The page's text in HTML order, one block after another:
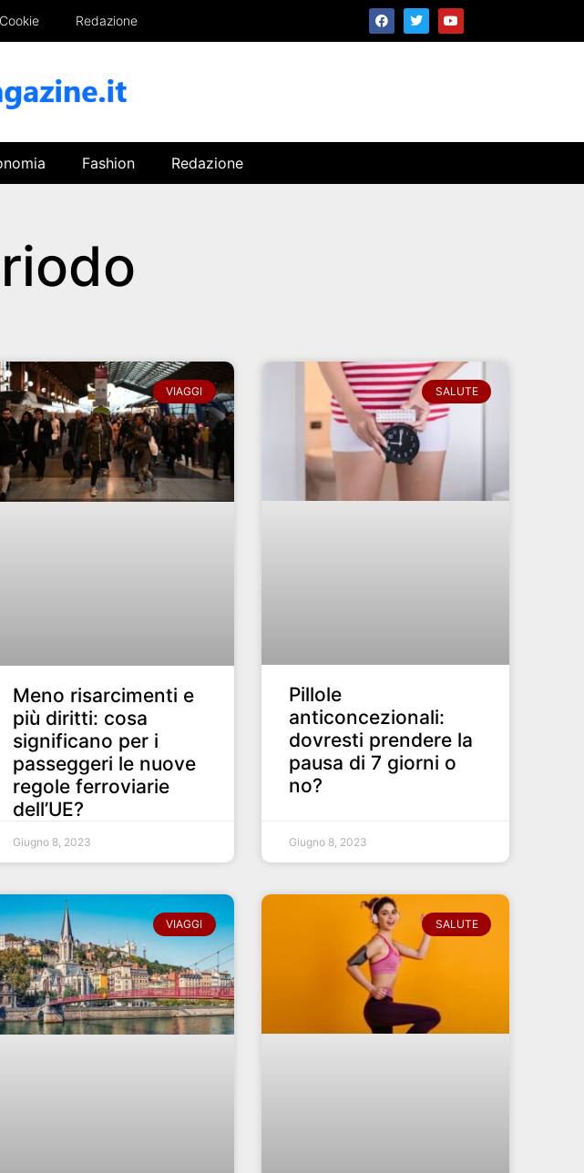
Cookie Redazione
Fashion Redazione
VIAGGI
Meno risarcimenti e
più diritti: cosa
significano per i
passeggeri le nuove
regole ferroviarie
dell’UE?
Giugno 8, 2023
SALUTE
Pillole
anticoncezionali:
dovresti prendere la
pausa di 7 giorni o
no?
Giugno 8, 2023
VIAGGI SALUTE